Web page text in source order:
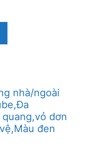
nhà/ngoài
dơn
đen